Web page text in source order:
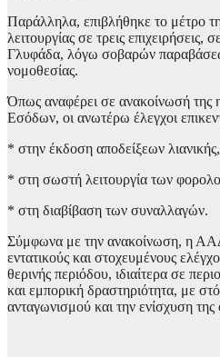
Παράλληλα, επιβλήθηκε το μέτρο
λειτουργίας σε τρεις
Γλυφάδα, λόγω σοβαρών
νομοθεσίας.
Όπως αναφέρει σε ανακοίνωσή της
Εσόδων, οι ανωτέρω έλεγχοι
* στην έκδοση αποδείξεων λιανικής,
* στη σωστή λειτουργία των
* στη διαβίβαση των συναλλαγών.
Σύμφωνα με την ανακοίνωση, η
εντατικούς και στοχευμένους
θερινής περιόδου, ιδιαίτερα σε
και εμπορική δραστηριότητα, με
ανταγωνισμού και την ενίσχυση